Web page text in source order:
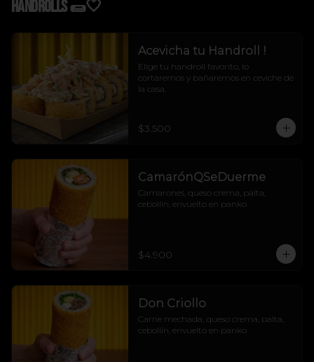
Handrolls 🌯🤍
Acevicha tu Handroll !
Elige tu handroll favorito, lo
cortaremos y bañaremos en ceviche de
la casa.
$3.500
CamarónQSeDuerme
Camarones, queso crema, palta,
cebollín, envuelto en panko
$4.900
Don Criollo
Carne mechada, queso crema, palta,
cebollín, envuelto en panko